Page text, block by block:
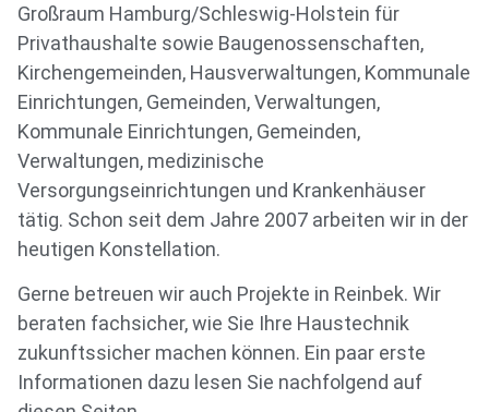
Großraum Hamburg/Schleswig-Holstein für
Privathaushalte sowie Baugenossenschaften,
Kirchengemeinden, Hausverwaltungen, Kommunale
Einrichtungen, Gemeinden, Verwaltungen,
Kommunale Einrichtungen, Gemeinden,
Verwaltungen, medizinische
Versorgungseinrichtungen und Krankenhäuser
tätig. Schon seit dem Jahre 2007 arbeiten wir in der
heutigen Konstellation.
Gerne betreuen wir auch Projekte in Reinbek. Wir
beraten fachsicher, wie Sie Ihre Haustechnik
zukunftssicher machen können. Ein paar erste
Informationen dazu lesen Sie nachfolgend auf